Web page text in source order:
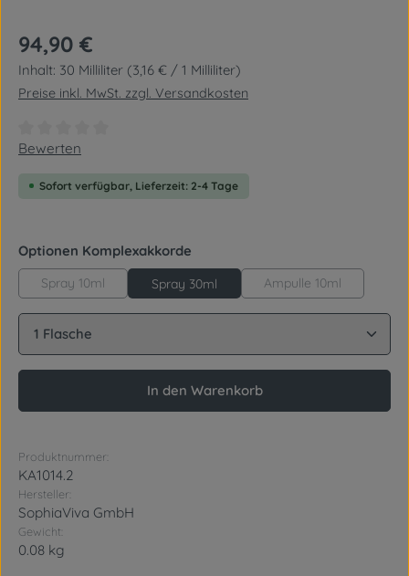
Regulärer Preis:
94,90 €
Inhalt: 30 Milliliter (3,16 € / 1 Milliliter)
Preise inkl. MwSt. zzgl. Versandkosten
Durchschnittliche Bewertung von 0 von 5 Sternen
Bewerten
Sofort verfügbar, Lieferzeit: 2-4 Tage
Optionen Komplexakkorde
Spray 10ml Spray 30ml Ampulle 10ml
Produkt Anzahl: Gib den gewünschten Wert ein
In den Warenkorb
Produktnummer:
KA1014.2
Hersteller:
SophiaViva GmbH
Gewicht:
0.08 kg